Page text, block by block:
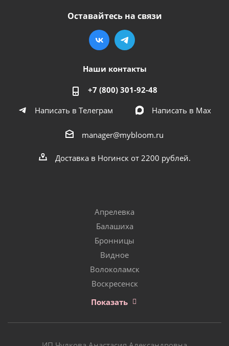
Оставайтесь на связи
Наши контакты
+7 (800) 301-92-48
Написать в Телеграм
Написать в Мах
manager@mybloom.ru
Доставка в Ногинск от 2200 рублей.
Апрелевка
Балашиха
Бронницы
Видное
Волоколамск
Воскресенск
Показать